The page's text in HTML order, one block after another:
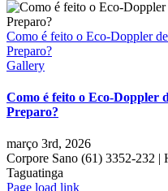
Como é feito o Eco-Doppler
Preparo?
Gallery
Como é feito o Eco-Doppler
Preparo?
março 3rd, 2026
Corpore Sano (61) 3352-232 |
Taguatinga
Facebook
Instagram
WhatsApp
Page load link